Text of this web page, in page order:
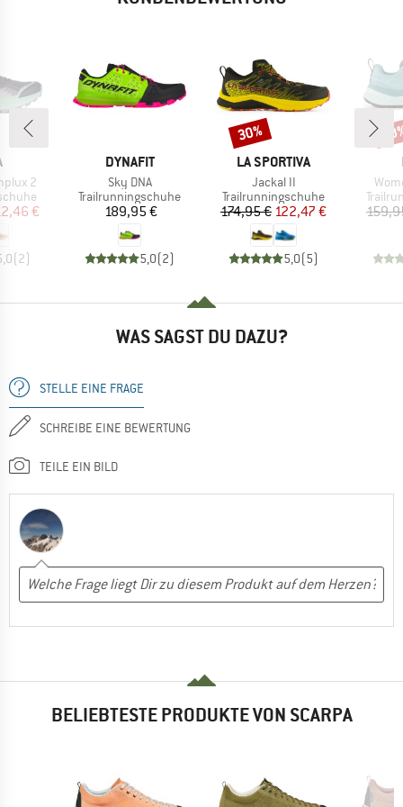
2
Preis
€
(2)
MARKE
DYNAFIT
Artikel
Sky DNA
Produktgruppe
Trailrunningschuhe
Preis
189,95 €
5,0(2)
MARKE
LA SPORTIVA
Artikel
Jackal II
Produktgruppe
Trailrunningschuhe
Preis
174,95 € reduzierter Preis
122,47 €
5,0(5)
Rabatt
30%
WAS SAGST DU DAZU?
STELLE EINE FRAGE
SCHREIBE EINE BEWERTUNG
TEILE EIN BILD
BELIEBTESTE PRODUKTE VON SCARPA